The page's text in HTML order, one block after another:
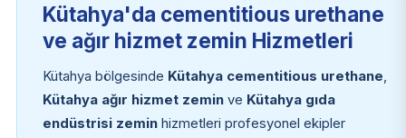
Kütahya'da cementitious urethane
ve ağır hizmet zemin Hizmetleri
Kütahya bölgesinde Kütahya cementitious urethane,
Kütahya ağır hizmet zeminve Kütahya gıda
endüstrisi zeminhizmetleri profesyonel ekipler